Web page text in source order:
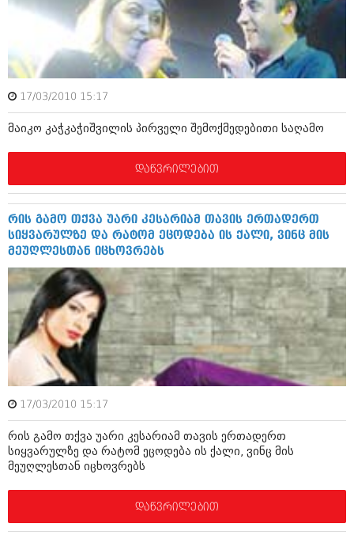
მარტი 2014 (413)
თებერვალი 2014 (318)
იანვარი 2014 (297)
დეკემბერი 2013 (365)
ნოემბერი 2013 (279)
სექტემბერი 2013 (368)
აგვისტო 2013 (89)
ივლისი 2013 (182)
მაისი 2013 (259)
მარტი 2013 (352)
იანვარი 2013 (334)
დეკემბერი 2012 (98)
ნოემბერი 2012 (295)
ოქტომბერი 2012 (350)
სექტემბერი 2012 (264)
აგვისტო 2012 (268)
ივლისი 2012 (322)
ივნისი 2012 (282)
მაისი 2012 (240)
აპრილი 2012 (294)
მარტი 2012 (259)
თებერვალი 2012 (376)
ნოემბერი 2011 (471)
ოქტომბერი 2011 (754)
სექტემბერი 2011 (407)
ივნისი 2011 (438)
მაისი 2011 (415)
17/03/2010 15:17
მაიკო კაჭკაჭიშვილის პირველი შემოქმედებითი საღამო
დაწვრილებით
რის გამო თქვა უარი კესარიამ თავის ერთადერთ
სიყვარულზე და რატომ ეცოდება ის ქალი, ვინც მის
მეუღლესთან იცხოვრებს
17/03/2010 15:17
რის გამო თქვა უარი კესარიამ თავის ერთადერთ
სიყვარულზე და რატომ ეცოდება ის ქალი, ვინც მის
მეუღლესთან იცხოვრებს
დაწვრილებით